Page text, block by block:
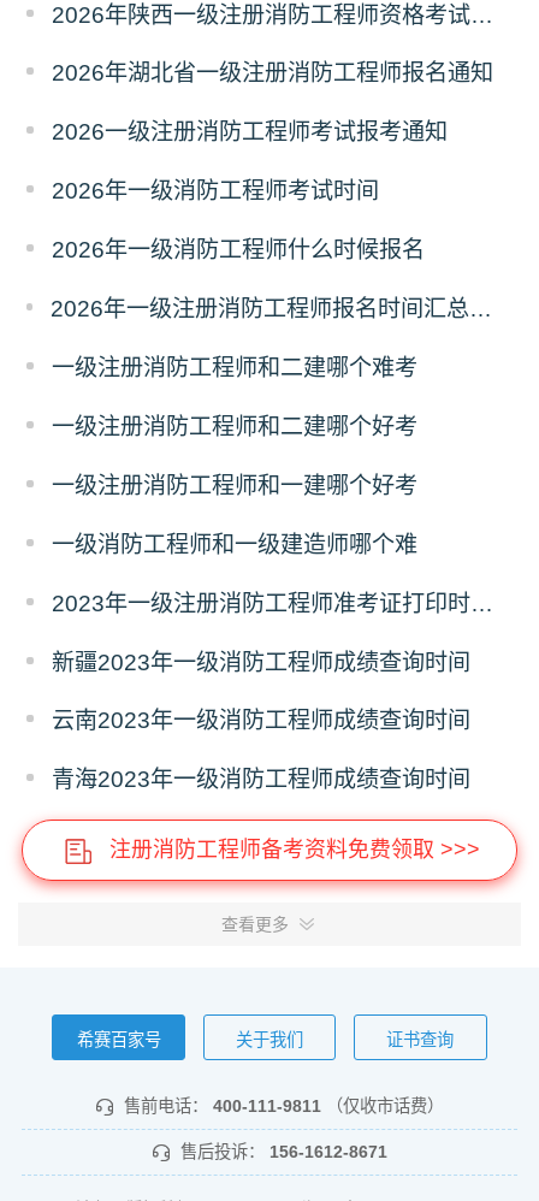
2026年陕西一级注册消防工程师资格考试报名通知
2026年湖北省一级注册消防工程师报名通知
2026一级注册消防工程师考试报考通知
2026年一级消防工程师考试时间
2026年一级消防工程师什么时候报名
2026年一级注册消防工程师报名时间汇总表（全国各省）
一级注册消防工程师和二建哪个难考
一级注册消防工程师和二建哪个好考
一级注册消防工程师和一建哪个好考
一级消防工程师和一级建造师哪个难
2023年一级注册消防工程师准考证打印时间表
新疆2023年一级消防工程师成绩查询时间
云南2023年一级消防工程师成绩查询时间
青海2023年一级消防工程师成绩查询时间
注册消防工程师备考资料免费领取 >>>
查看更多
希赛百家号 关于我们 证书查询
售前电话： 400-111-9811 （仅收市话费）
售后投诉： 156-1612-8671